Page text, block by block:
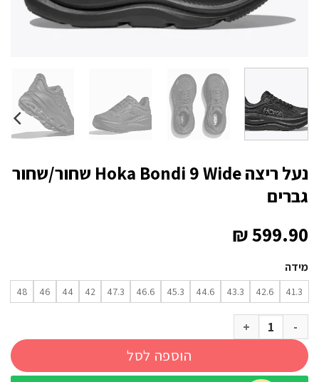
נעל ריצה Hoka Bondi 9 Wide שחור/שחור
גברים
₪599.90
מידה
41.3
42.6
43.3
44.6
45.3
46.6
47.3
42
44
46
48
כמות של נעל ריצה Hoka Bondi 9 Wide שחור/שחור גברים
הוספה לסל